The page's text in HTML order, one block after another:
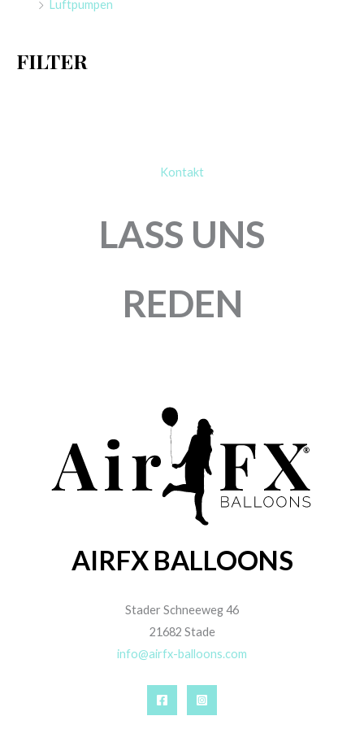
Luftpumpen
FILTER
Kontakt
LASS UNS
REDEN
AIRFX BALLOONS
Stader Schneeweg 46
21682 Stade
info@airfx-balloons.com